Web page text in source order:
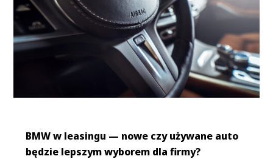
BMW w leasingu — nowe czy używane auto
będzie lepszym wyborem dla firmy?